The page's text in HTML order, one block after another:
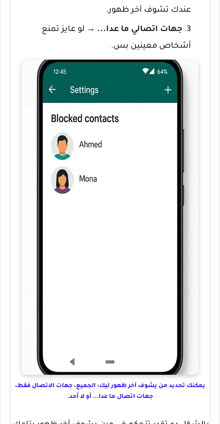
عندك تشوف آخر ظهور.
جهات اتصالي ما عدا... → لو عايز تمنع
أشخاص معينين بس.
يمكنك تحديد من يشوف آخر ظهور ليك: الجميع، جهات الاتصال فقط،
جهات اتصال ما عدا... أو لا أحد.